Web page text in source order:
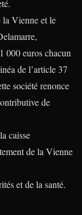
la Vienne et le
000 euros chacun
de l’article 37
société renonce
de
caisse
de la Vienne
et de la santé.